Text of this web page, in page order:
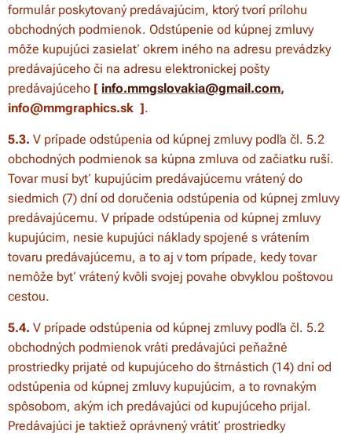
formulár poskytovaný predávajúcim, ktorý tvorí prílohu
obchodných podmienok. Odstúpenie od kúpnej zmluvy
môže kupujúci zasielať okrem iného na adresu prevádzky
predávajúceho či na adresu elektronickej pošty
predávajúceho [ info.mmgslovakia@gmail.com,
info@mmgraphics.sk ].
5.3. V prípade odstúpenia od kúpnej zmluvy podľa čl. 5.2
obchodných podmienok sa kúpna zmluva od začiatku ruší.
Tovar musí byť kupujúcim predávajúcemu vrátený do
siedmich (7) dní od doručenia odstúpenia od kúpnej zmluvy
predávajúcemu. V prípade odstúpenia od kúpnej zmluvy
kupujúcim, nesie kupujúci náklady spojené s vrátením
tovaru predávajúcemu, a to aj v tom prípade, kedy tovar
nemôže byť vrátený kvôli svojej povahe obvyklou poštovou
cestou.
5.4. V prípade odstúpenia od kúpnej zmluvy podľa čl. 5.2
obchodných podmienok vráti predávajúci peňažné
prostriedky prijaté od kupujúceho do štrnástich (14) dní od
odstúpenia od kúpnej zmluvy kupujúcim, a to rovnakým
spôsobom, akým ich predávajúci od kupujúceho prijal.
Predávajúci je taktiež oprávnený vrátiť prostriedky